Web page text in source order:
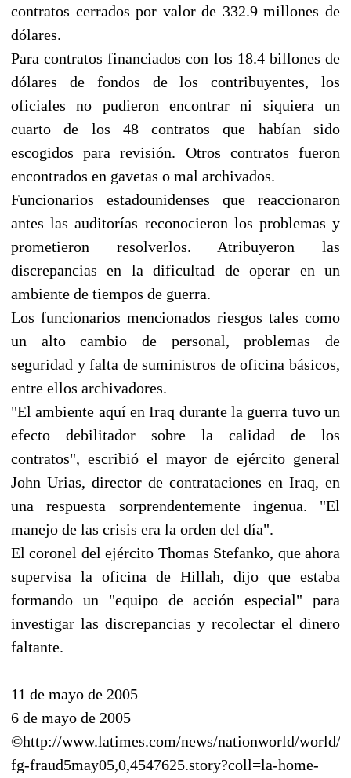
contratos cerrados por valor de 332.9 millones de
dólares.
Para contratos financiados con los 18.4 billones de
dólares de fondos de los contribuyentes, los
oficiales no pudieron encontrar ni siquiera un
cuarto de los 48 contratos que habían sido
escogidos para revisión. Otros contratos fueron
encontrados en gavetas o mal archivados.
Funcionarios estadounidenses que reaccionaron
antes las auditorías reconocieron los problemas y
prometieron resolverlos. Atribuyeron las
discrepancias en la dificultad de operar en un
ambiente de tiempos de guerra.
Los funcionarios mencionados riesgos tales como
un alto cambio de personal, problemas de
seguridad y falta de suministros de oficina básicos,
entre ellos archivadores.
"El ambiente aquí en Iraq durante la guerra tuvo un
efecto debilitador sobre la calidad de los
contratos", escribió el mayor de ejército general
John Urias, director de contrataciones en Iraq, en
una respuesta sorprendentemente ingenua. "El
manejo de las crisis era la orden del día".
El coronel del ejército Thomas Stefanko, que ahora
supervisa la oficina de Hillah, dijo que estaba
formando un "equipo de acción especial" para
investigar las discrepancias y recolectar el dinero
faltante.
11 de mayo de 2005
6 de mayo de 2005
©http://www.latimes.com/news/nationworld/world/
fg-fraud5may05,0,4547625.story?coll=la-home-